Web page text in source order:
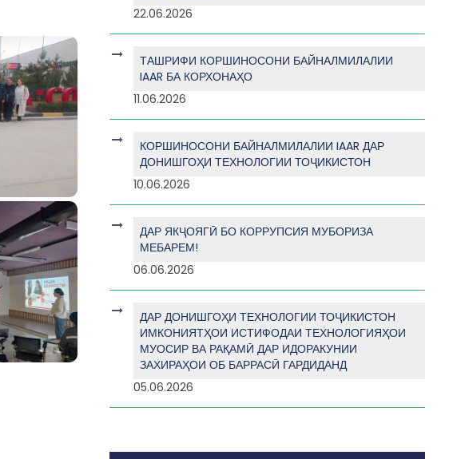
22.06.2026
ТАШРИФИ КОРШИНОСОНИ БАЙНАЛМИЛАЛИИ
IAAR БА КОРХОНАҲО
11.06.2026
КОРШИНОСОНИ БАЙНАЛМИЛАЛИИ IAAR ДАР
ДОНИШГОҲИ ТЕХНОЛОГИИ ТОҶИКИСТОН
10.06.2026
ДАР ЯКҶОЯГӢ БО КОРРУПСИЯ МУБОРИЗА
МЕБАРЕМ!
06.06.2026
ДАР ДОНИШГОҲИ ТЕХНОЛОГИИ ТОҶИКИСТОН
ИМКОНИЯТҲОИ ИСТИФОДАИ ТЕХНОЛОГИЯҲОИ
МУОСИР ВА РАҚАМӢ ДАР ИДОРАКУНИИ
ЗАХИРАҲОИ ОБ БАРРАСӢ ГАРДИДАНД
05.06.2026